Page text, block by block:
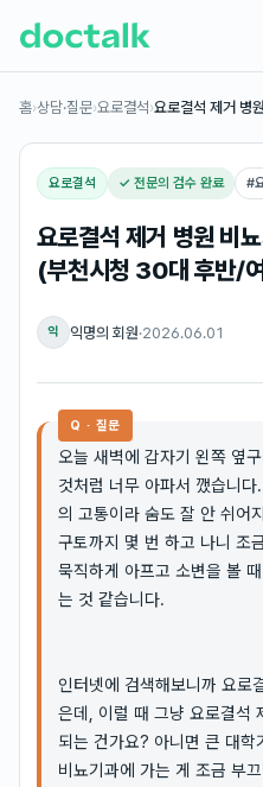
홈›상담·질문›요로결석›요로결석 제거 병
요로결석 ✓ 전문의 검수 완료 #
요로결석 제거 병원 비
(부천시청 30대 후반/
익 익명의 회원·2026.06.01
Q · 질문
오늘 새벽에 갑자기 왼쪽 옆
것처럼 너무 아파서 깼습니
의 고통이라 숨도 잘 안 쉬어
구토까지 몇 번 하고 나니 조
묵직하게 아프고 소변을 볼
는 것 같습니다.
인터넷에 검색해보니까 요로
은데, 이럴 때 그냥 요로결석
되는 건가요? 아니면 큰 대학
비뇨기과에 가는 게 조금 부